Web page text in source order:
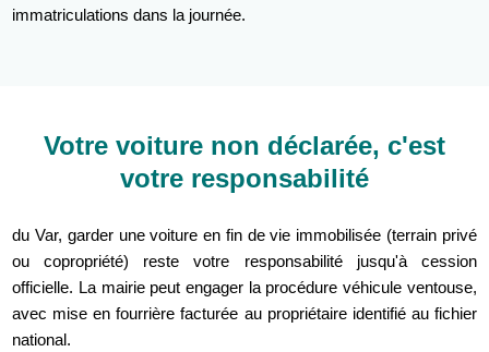
immatriculations dans la journée.
Votre voiture non déclarée, c'est
votre responsabilité
du Var, garder une voiture en fin de vie immobilisée (terrain privé
ou copropriété) reste votre responsabilité jusqu'à cession
officielle. La mairie peut engager la procédure véhicule ventouse,
avec mise en fourrière facturée au propriétaire identifié au fichier
national.